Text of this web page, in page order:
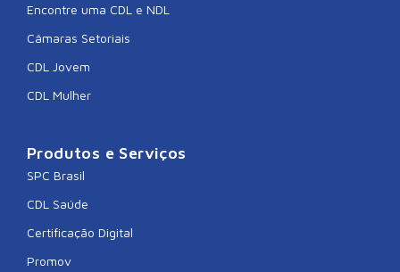
Encontre uma CDL e NDL
Câmaras Setoriais
CDL Jovem
CDL Mulher
Produtos e Serviços
SPC Brasil
CDL Saúde
Certificação Digital
Promov